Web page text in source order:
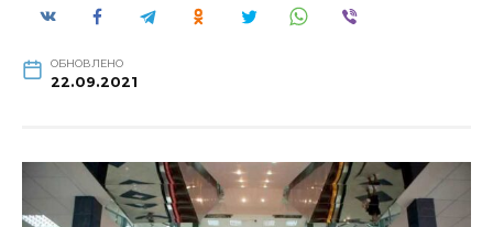
ОБНОВЛЕНО
22.09.2021